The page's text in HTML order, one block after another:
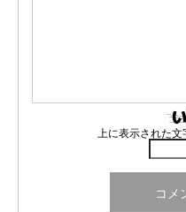
上に表示された文